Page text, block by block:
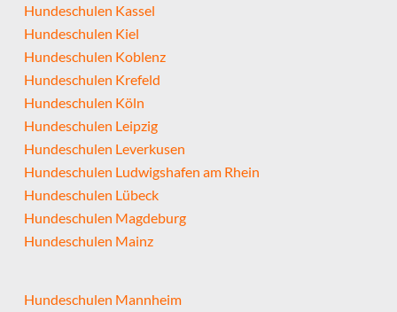
Hundeschulen Kassel
Hundeschulen Kiel
Hundeschulen Koblenz
Hundeschulen Krefeld
Hundeschulen Köln
Hundeschulen Leipzig
Hundeschulen Leverkusen
Hundeschulen Ludwigshafen am Rhein
Hundeschulen Lübeck
Hundeschulen Magdeburg
Hundeschulen Mainz
Hundeschulen Mannheim